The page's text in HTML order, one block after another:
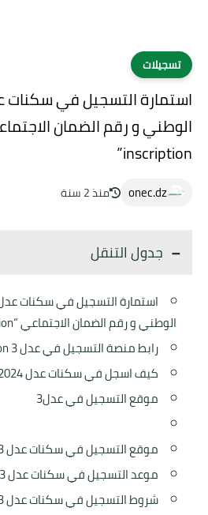
تسجيلات
inscription”
onec.dz منذ 2 سنة
جدول التنقل
الوطني و رقم الضمان الاجتماعي “aadl 2024 inscription”
رابط منصة التسجيل في عدل 3 aadl inscription
كيف اسجل في سكنات عدل 2024؟
موقع التسجيل في عدل3
موقع التسجيل في سكنات عدل 3 2024
موعد التسجيل في سكنات عدل 3 الجزائر
شروط التسجيل في سكنات عدل 3 2024